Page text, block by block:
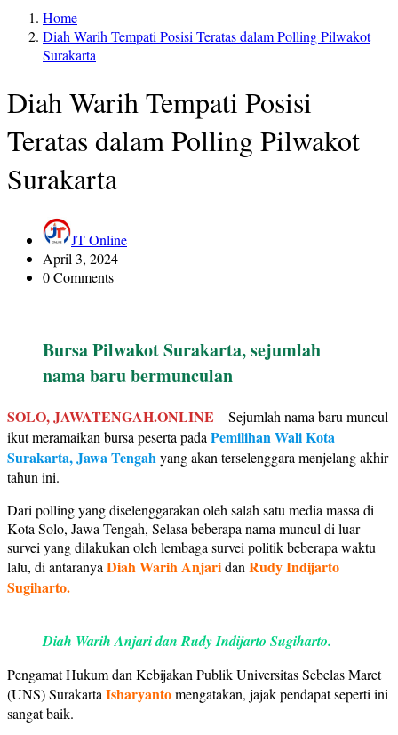
Home
Diah Warih Tempati Posisi Teratas dalam Polling Pilwakot
Surakarta
Diah Warih Tempati Posisi
Teratas dalam Polling Pilwakot
Surakarta
JT Online
April 3, 2024
0 Comments
Bursa Pilwakot Surakarta, sejumlah
nama baru bermunculan
SOLO, JAWATENGAH.ONLINE – Sejumlah nama baru muncul
ikut meramaikan bursa peserta pada Pemilihan Wali Kota
Surakarta, Jawa Tengahyang akan terselenggara menjelang akhir
tahun ini.
Dari polling yang diselenggarakan oleh salah satu media massa di
Kota Solo, Jawa Tengah, Selasa beberapa nama muncul di luar
survei yang dilakukan oleh lembaga survei politik beberapa waktu
lalu, di antaranya Diah Warih Anjaridan Rudy Indijarto
Sugiharto.
Diah Warih Anjari dan Rudy Indijarto Sugiharto.
Pengamat Hukum dan Kebijakan Publik Universitas Sebelas Maret
(UNS) Surakarta Isharyantomengatakan, jajak pendapat seperti ini
sangat baik.